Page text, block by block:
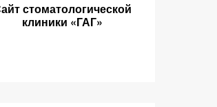
стоматологической
клиники «ГАГ»